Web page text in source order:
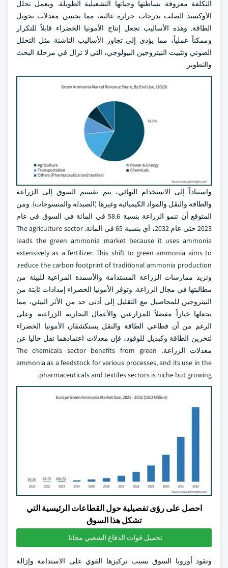
التكلفة معروفة بساطتها وحياتها التشغيلية الطويلة. ويعمل تحلل
الأوكسيد الصلب بدرجات حرارة عالية، مما يحسن معدلات تحويل
الطاقة. وهذه الأساليب تجعل إنتاج الأمونيا الخضراء قابلاً للتكرار
وممكناً عملياً، مما يؤدي إلى تجاوز الأساليب الناشئة مثل التحلل
الضوئي وتثبيت النيتروجين البيولوجي، التي لا تزال في مرحلة البحث
والتطوير.
واستناداً إلى الاستخدام النهائي، يتم تقسيم السوق إلى الزراعة
والطاقة والنقل والمواد الكيميائية وغيرها (الصيدلة والمنسوجات). ومن
المتوقع أن تنمو الزراعة بنسبة 58.6 في المائة في السوق في عام
2023 حتى عام 2032، أي بنسبة 65 في المائة. The agriculture sector
leads the green ammonia market because it uses ammonia
extensively as a fertilizer. This shift to green ammonia aims to
reduce the carbon footprint of traditional ammonia production.
وتزيد ممارسات الزراعة المستدامة والأسمدة المراعية للبيئة من
مطالبتها في مجال الزراعة. وتوفر الأمونيا الخضراء إمدادات ثابتة من
النيتروجين للمحاصيل مع التقليل إلى أدنى حد من الأثر البيئي، مما
يجعلها خياراً مفضلاً للمزارعين والأعمال التجارية الزراعية. وعلى
الرغم من أن قطاعي الطاقة والنقل يستكشفان الأمونيا الخضراء
لتخزين الطاقة وكبديل للوقود، فإن معدلات اعتمادهما تقل حاليا عن
معدلات الزراعة. The chemicals sector benefits from green
ammonia as a feedstock for various processes, and its use in the
pharmaceuticals and textiles sectors is niche but growing.
احصل على رؤى تفصيلية حول القطاعات الرئيسية التي
تشكل هذا السوق
تحميل قوات الدفاع الشعبي مجانا
وتقود أوروبا السوق بسبب تركيزها القوي على الاستدامة وإزالة